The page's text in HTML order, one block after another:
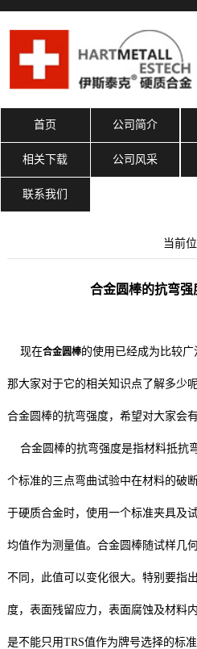
首页 公司简介
相关下载 公司风采
联系我们
当前
合金圆棒的抗弯强
现在合金圆棒的使用已经成为比较广
那大家对于它的相关知识点了解多少
合金圆棒的抗弯强度，希望对大家会有
合金圆棒的抗弯强度是指材料抵抗
个标准的三点弯曲试验中在材料的破
于硬质合金时，使用一个标准夹具及
均值作为测量值。合金圆棒随试样几
不同，此值可以变化很大。特别要指
度，表面残留应力，表面腐蚀及材料
是不能只用TRS值作为牌号选择的标准